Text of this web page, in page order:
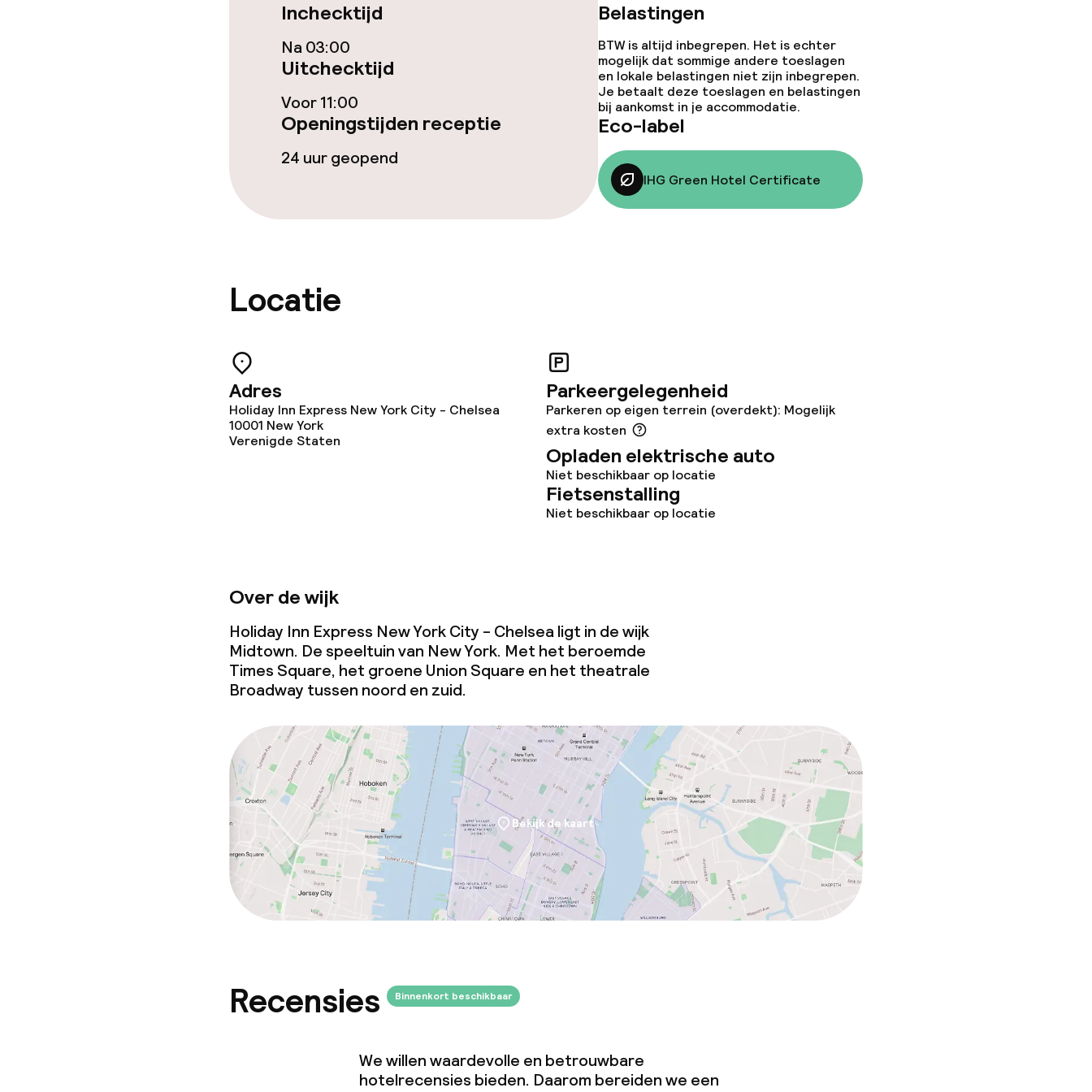
Ontbijtbuffet
Roomservice
Faciliteiten en diensten voor kinderen
Wasservice
Zakelijke faciliteiten
Conferentieruimte
Vergaderruimte
Beleid
Overal rookvrij
(minder dan de 5 kg)
Inchecktijd
Na 03:00
Uitchecktijd
Voor 11:00
Openingstijden receptie
24 uur geopend
Belastingen
BTW is altijd inbegrepen. Het is echter
mogelijk dat sommige andere toeslagen
en lokale belastingen niet zijn inbegrepen.
Je betaalt deze toeslagen en belastingen
bij aankomst in je accommodatie.
Eco-label
IHG Green Hotel Certificate
Locatie
Adres
Holiday Inn Express New York City - Chelsea
10001 New York
Verenigde Staten
Parkeergelegenheid
Parkeren op eigen terrein (overdekt): Mogelijk
extra kosten
Opladen elektrische auto
Niet beschikbaar op locatie
Fietsenstalling
Niet beschikbaar op locatie
Over de wijk
Holiday Inn Express New York City - Chelsea ligt in de wijk
Midtown. De speeltuin van New York. Met het beroemde
Times Square, het groene Union Square en het theatrale
Broadway tussen noord en zuid.
Bekijk de kaart
Recensies Binnenkort beschikbaar
We willen waardevolle en betrouwbare
hotelrecensies bieden. Daarom bereiden we een